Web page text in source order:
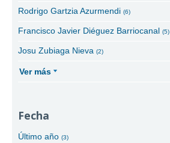
Rodrigo Gartzia Azurmendi(6)
Francisco Javier Diéguez Barriocanal(5)
Josu Zubiaga Nieva(2)
Ver más
Fecha
Último año(3)